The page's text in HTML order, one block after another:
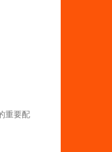
重要配